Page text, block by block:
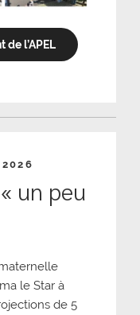
l’APEL
un peu
le Star à
de 5